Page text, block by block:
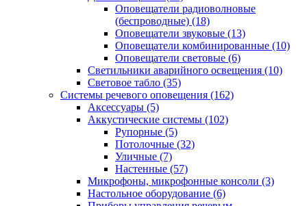
Оповещатели радиоволновые
(беспроводные) (18)
Оповещатели звуковые (13)
Оповещатели комбинированные (10)
Оповещатели световые (6)
Светильники аварийного освещения (10)
Световое табло (35)
Системы речевого оповещения (162)
Аксессуары (5)
Аккустические системы (102)
Рупорные (5)
Потолочные (32)
Уличные (7)
Настенные (57)
Микрофоны, микрофонные консоли (3)
Настольное оборудование (6)